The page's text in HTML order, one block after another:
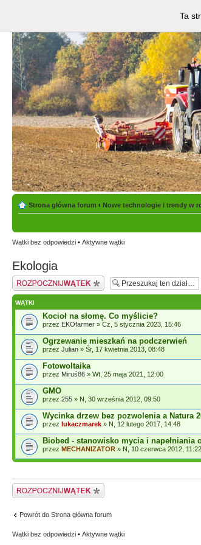
Strona główna forum ‹ Nowe technologie i trendy w
Wątki bez odpowiedzi • Aktywne wątki
Ekologia
Napisz wątek
WĄTKI
Kocioł na słomę. Co myślicie?
przez EKOfarmer » Cz, 5 stycznia 2023, 15:46
Ogrzewanie mieszkań na podczerwień
przez Julian » Śr, 17 kwietnia 2013, 08:48
Fotowoltaika
przez Miruś86 » Wt, 25 maja 2021, 12:00
GMO
przez 255 » N, 30 września 2012, 09:50
Wycinka drzew bez pozwolenia a Natura
przez lukaczmarek » N, 12 lutego 2017, 14:48
Biobed - stanowisko mycia i napełniania
przez MECHANIZATOR » N, 10 czerwca 2012, 11:22
Napisz wątek
Powrót do Strona główna forum
Wątki bez odpowiedzi • Aktywne wątki
Ta